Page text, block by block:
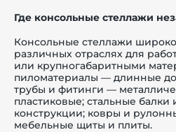
Где консольные стеллажи
Консольные стеллажи
различных отраслях для
или крупногабаритными
пиломатериалы — длинные
трубы и фитинги —
пластиковые; стальные балки
конструкции; ковры и
мебельные щиты и плиты.